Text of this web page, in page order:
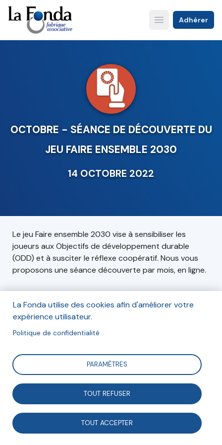
Aller
au
contenu
principal
Open main menu
Adhérer
OCTOBRE - SÉANCE DE DÉCOUVERTE DU
JEU FAIRE ENSEMBLE 2030
14 OCTOBRE 2022
Le jeu Faire ensemble 2030 vise à sensibiliser les
joueurs aux Objectifs de développement durable
(ODD) et à susciter le réflexe coopératif. Nous vous
proposons une séance découverte par mois, en ligne.
Informations
Cette séance aura lieu en ligne, il n'est pas nécessaire
Le 14 octobre 2022 de 12h à 13h30
Inscription gratuite mais obligatoire (nombre de
places limité)
La Fonda utilise des cookies afin d'améliorer votre
expérience utilisateur.
Politique de confidentialité
PARAMÈTRES
TOUT REFUSER
TOUT ACCEPTER